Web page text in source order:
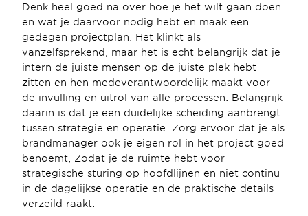
Denk heel goed na over hoe je het wilt gaan doen
en wat je daarvoor nodig hebt en maak een
gedegen projectplan. Het klinkt als
vanzelfsprekend, maar het is echt belangrijk dat je
intern de juiste mensen op de juiste plek hebt
zitten en hen medeverantwoordelijk maakt voor
de invulling en uitrol van alle processen. Belangrijk
daarin is dat je een duidelijke scheiding aanbrengt
tussen strategie en operatie. Zorg ervoor dat je als
brandmanager ook je eigen rol in het project goed
benoemt, Zodat je de ruimte hebt voor
strategische sturing op hoofdlijnen en niet continu
in de dagelijkse operatie en de praktische details
verzeild raakt.